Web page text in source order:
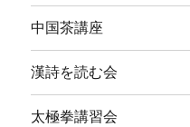
中国茶講座
漢詩を読む会
太極拳講習会